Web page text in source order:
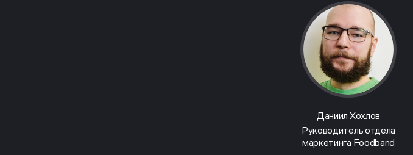
Даниил Хохлов
Руководитель отдела
маркетинга Foodband